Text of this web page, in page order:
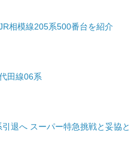
相模線205系500番台を紹介
田線06系
退へ スーパー特急挑戦と妥協と